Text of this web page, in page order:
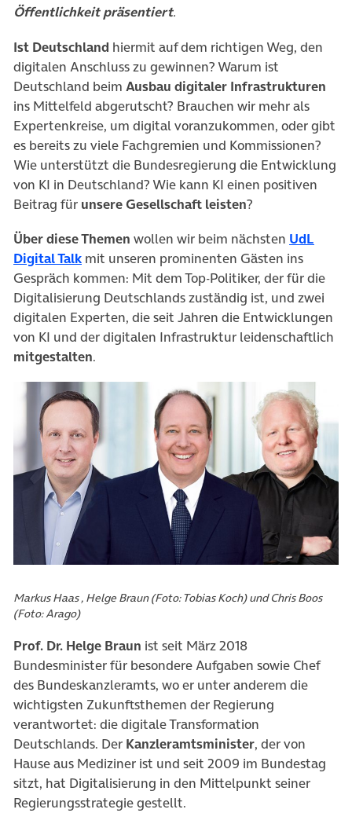
Öffentlichkeit präsentiert.
Ist Deutschland hiermit auf dem richtigen Weg, den
digitalen Anschluss zu gewinnen? Warum ist
Deutschland beim Ausbau digitaler Infrastrukturen
ins Mittelfeld abgerutscht? Brauchen wir mehr als
Expertenkreise, um digital voranzukommen, oder gibt
es bereits zu viele Fachgremien und Kommissionen?
Wie unterstützt die Bundesregierung die Entwicklung
von KI in Deutschland? Wie kann KI einen positiven
Beitrag für unsere Gesellschaft leisten?
Über diese Themen wollen wir beim nächsten UdL
Digital Talk(öffnet in neuem Tab)
mit unseren prominenten Gästen ins
Gespräch kommen: Mit dem Top-Politiker, der für die
Digitalisierung Deutschlands zuständig ist, und zwei
digitalen Experten, die seit Jahren die Entwicklungen
von KI und der digitalen Infrastruktur leidenschaftlich
mitgestalten.
Markus Haas , Helge Braun (Foto: Tobias Koch) und Chris Boos
(Foto: Arago)
Prof. Dr. Helge Braun ist seit März 2018
Bundesminister für besondere Aufgaben sowie Chef
des Bundeskanzleramts, wo er unter anderem die
wichtigsten Zukunftsthemen der Regierung
verantwortet: die digitale Transformation
Deutschlands. Der Kanzleramtsminister, der von
Hause aus Mediziner ist und seit 2009 im Bundestag
sitzt, hat Digitalisierung in den Mittelpunkt seiner
Regierungsstrategie gestellt.